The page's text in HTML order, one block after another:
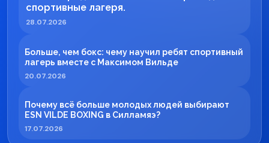
спортивные лагеря.
28.07.2026
Больше, чем бокс: чему научил ребят спортивный
лагерь вместе с Максимом Вильде
20.07.2026
Почему всё больше молодых людей выбирают
ESN VILDE BOXING в Силламяэ?
17.07.2026